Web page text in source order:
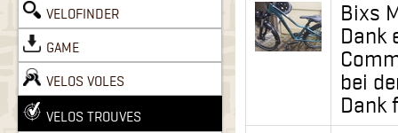
VELOFINDER
GAME
VELOS VOLES
VELOS TROUVES
Bixs
Dank
bei
Dank